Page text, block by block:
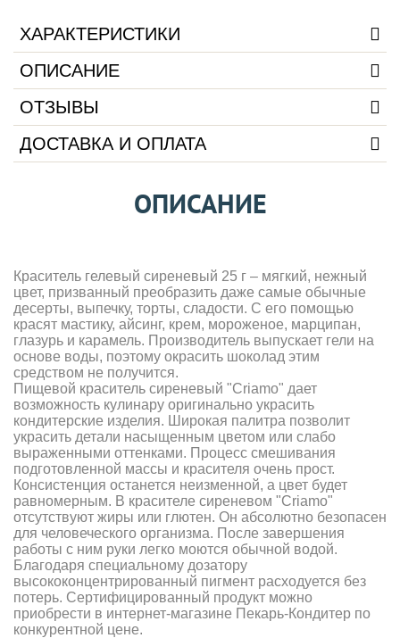
ХАРАКТЕРИСТИКИ
ОПИСАНИЕ
ОТЗЫВЫ
ДОСТАВКА И ОПЛАТА
ОПИСАНИЕ
Краситель гелевый сиреневый 25 г – мягкий, нежный
цвет, призванный преобразить даже самые обычные
десерты, выпечку, торты, сладости. С его помощью
красят мастику, айсинг, крем, мороженое, марципан,
глазурь и карамель. Производитель выпускает гели на
основе воды, поэтому окрасить шоколад этим
средством не получится.
Пищевой краситель сиреневый "Criamo" дает
возможность кулинару оригинально украсить
кондитерские изделия. Широкая палитра позволит
украсить детали насыщенным цветом или слабо
выраженными оттенками. Процесс смешивания
подготовленной массы и красителя очень прост.
Консистенция останется неизменной, а цвет будет
равномерным. В красителе сиреневом "Criamo"
отсутствуют жиры или глютен. Он абсолютно безопасен
для человеческого организма. После завершения
работы с ним руки легко моются обычной водой.
Благодаря специальному дозатору
высококонцентрированный пигмент расходуется без
потерь. Сертифицированный продукт можно
приобрести в интернет-магазине Пекарь-Кондитер по
конкурентной цене.